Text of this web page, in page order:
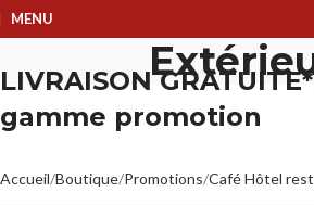
MENU
LIVRAISON
gamme promotion
Accueil Boutique Promotions Café Hôtel